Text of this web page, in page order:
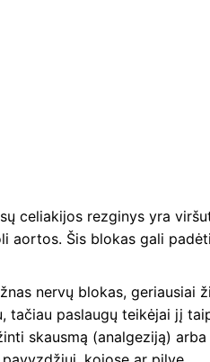
celiakijos rezginys yra
aortos. Šis blokas gali
nervų blokas, geriausiai
paslaugų teikėjai jį
skausmą (analgeziją)